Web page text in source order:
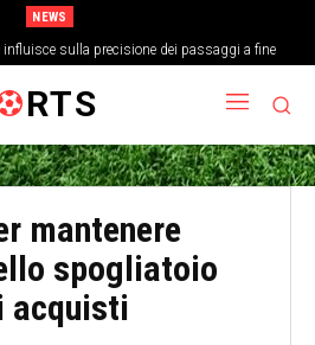
NEWS
influisce sulla precisione dei passaggi a fine
partita
RTS
mantenere
spogliatoio
acquisti